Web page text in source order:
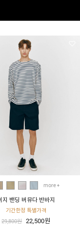
more
지 밴딩 버뮤다 반바지
기간한정 특별가격
29,800원
22,500원